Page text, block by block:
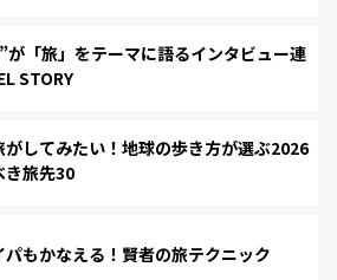
が「旅」をテーマに語るインタビュー連
STORY
がしてみたい！地球の歩き方が選ぶ2026
き旅先30
パもかなえる！賢者の旅テクニック